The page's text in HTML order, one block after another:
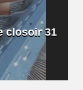
closoir 31